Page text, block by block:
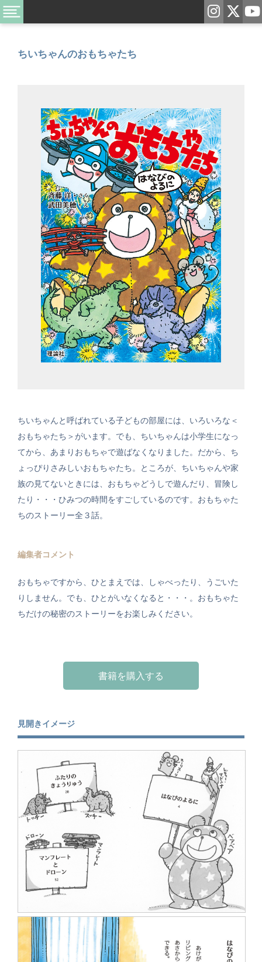
ちいちゃんのおもちゃたち
ちいちゃんと呼ばれている子どもの部屋には、いろいろな＜
おもちゃたち＞がいます。でも、ちいちゃんは小学生になっ
てから、あまりおもちゃで遊ばなくなりました。だから、ち
ょっぴりさみしいおもちゃたち。ところが、ちいちゃんや家
族の見てないときには、おもちゃどうしで遊んだり、冒険し
たり・・・ひみつの時間をすごしているのです。おもちゃた
ちのストーリー全３話。
編集者コメント
おもちゃですから、ひとまえでは、しゃべったり、うごいた
りしません。でも、ひとがいなくなると・・・。おもちゃた
ちだけの秘密のストーリーをお楽しみください。
書籍を購入する
見開きイメージ